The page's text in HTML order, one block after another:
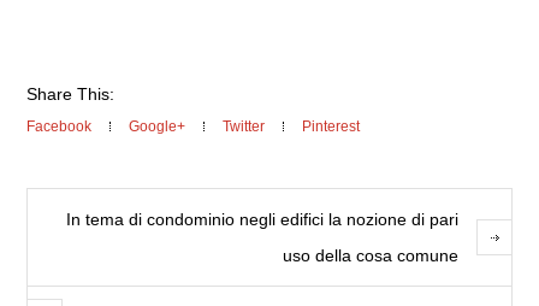
Share This:
Facebook Google+ Twitter Pinterest
In tema di condominio negli edifici la nozione di pari
uso della cosa comune